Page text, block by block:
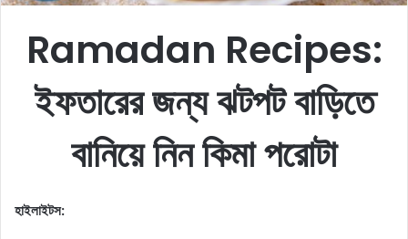
Ramadan Recipes:
ইফতারের জন্য ঝটপট বাড়িতে
বানিয়ে নিন কিমা পরোটা
হাইলাইটস: